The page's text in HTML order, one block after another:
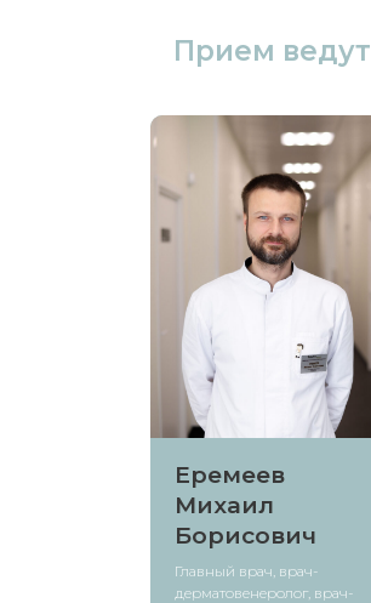
Прием ведут
Еремеев
Михаил
Борисович
Главный врач, врач-
дерматовенеролог, врач-